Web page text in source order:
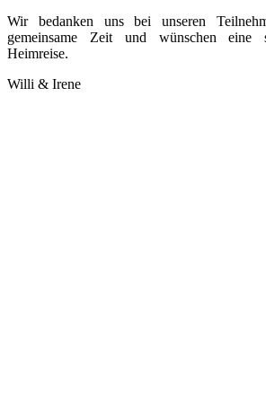
Wir bedanken uns bei unseren
gemeinsame Zeit und wünschen eine
Heimreise.
Willi & Irene